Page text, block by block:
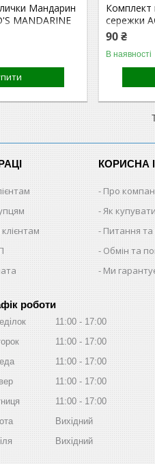
Мандарин
MANDARINE
Комплект
сережки
90 ₴
В наявності
КОРИСНА
Про
Як
Питання та
Обмін та
Ми
роботи
11:00
17:00
11:00
17:00
11:00
17:00
11:00
17:00
11:00
17:00
Вихідний
Вихідний